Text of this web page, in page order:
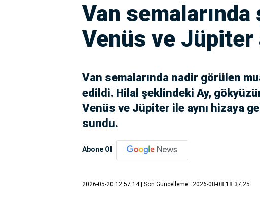
Van
Venüs ve Jüpiter
Van semalarında nadir görülen
edildi. Hilal şeklindeki Ay,
Venüs ve Jüpiter ile aynı hizaya
sundu.
Abone Ol
2026-05-20 12:57:14 | Son Güncelleme : 2026-08-08 18:37:25